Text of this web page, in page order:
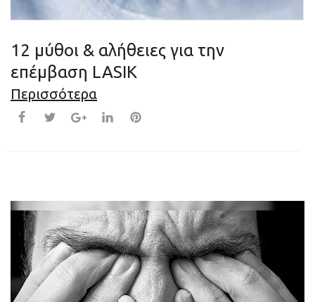
12 μύθοι & αλήθειες για την
επέμβαση LASIK
Περισσότερα